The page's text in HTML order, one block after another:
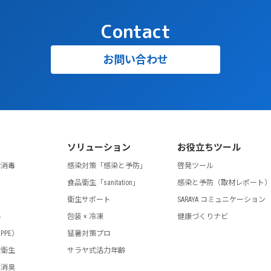
Contact
お問い合わせ
毒
）
生
臭
ソリューション
感染対策「感染と予防」
食品衛生「sanitation」
衛生サポート
包装 × 冷凍
猛暑対策プロ
サラヤ式活力年齢
お役立ちツール
啓発ツール
感染と予防（取材レポート）
SARAYA コミュニケーション
健康づくりナビ